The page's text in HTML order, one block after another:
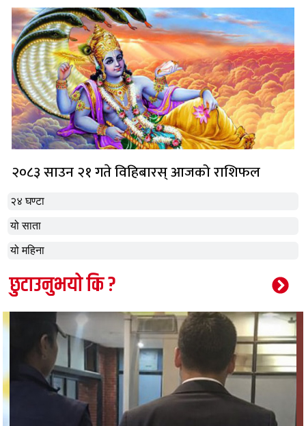
२४ घण्टा
यो साता
यो महिना
२०८३ साउन २१ गते विहिबारस् आजको राशिफल
छुटाउनुभयो कि ?